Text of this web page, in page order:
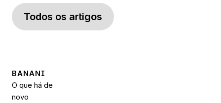
Todos os artigos
BANANI
O que há de
novo